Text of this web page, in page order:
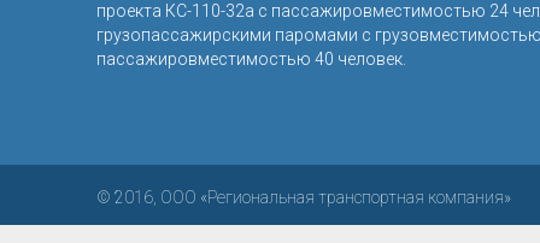
проекта КС-110-32а с пассажировместимостью 24
грузопассажирскими паромами с
пассажировместимостью 40 человек.
© 2016, ООО «Региональная транспортная компания»